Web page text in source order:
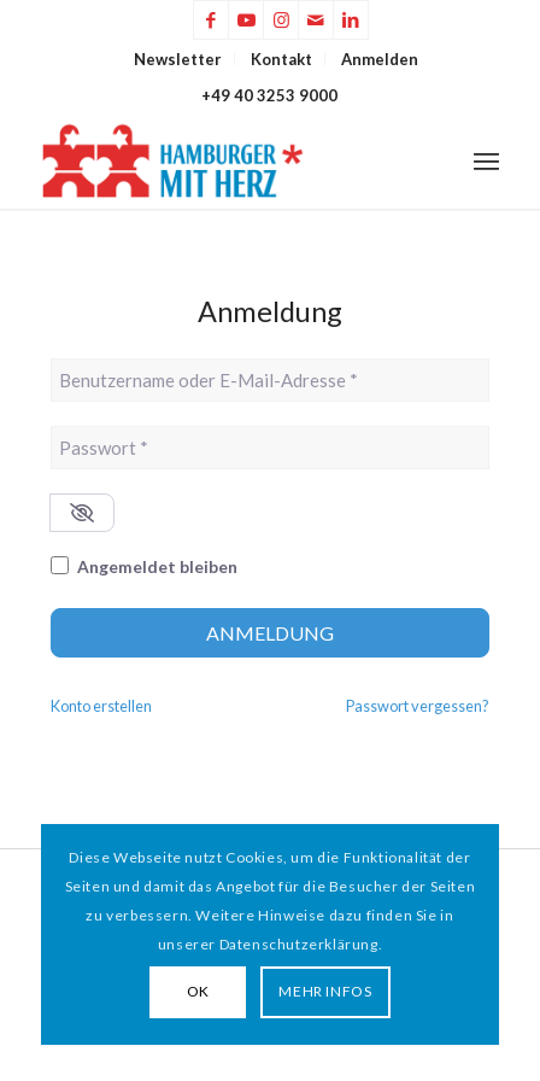
Newsletter Kontakt
Anmelden
+49 40 3253 9000
Anmeldung
Benutzername oder E-Mail-Adresse
Passwort *
Angemeldet bleiben
ANMELDUNG
Konto erstellen Passwort vergessen?
© 2026 HAMBURGER*MIT HERZ e.V. | WEBDESIGN BY WEBIGAMI
Diese Webseite nutzt Cookies, um die Funktionalität der
Seiten und damit das Angebot für die Besucher der Seiten
zu verbessern. Weitere Hinweise dazu finden Sie in
unserer Datenschutzerklärung.
OK MEHR INFOS